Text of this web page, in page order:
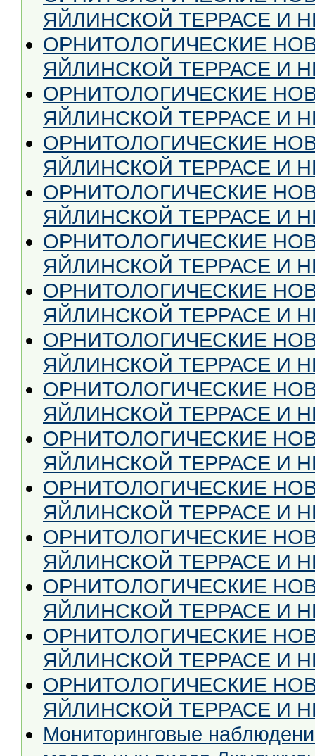
ЯЙЛИНСКОЙ ТЕРРАСЕ И
ОРНИТОЛОГИЧЕСКИЕ
ЯЙЛИНСКОЙ ТЕРРАСЕ И
ОРНИТОЛОГИЧЕСКИЕ
ЯЙЛИНСКОЙ ТЕРРАСЕ И
ОРНИТОЛОГИЧЕСКИЕ
ЯЙЛИНСКОЙ ТЕРРАСЕ И
ОРНИТОЛОГИЧЕСКИЕ
ЯЙЛИНСКОЙ ТЕРРАСЕ И
ОРНИТОЛОГИЧЕСКИЕ
ЯЙЛИНСКОЙ ТЕРРАСЕ И
ОРНИТОЛОГИЧЕСКИЕ
ЯЙЛИНСКОЙ ТЕРРАСЕ И
ОРНИТОЛОГИЧЕСКИЕ
ЯЙЛИНСКОЙ ТЕРРАСЕ И
ОРНИТОЛОГИЧЕСКИЕ
ЯЙЛИНСКОЙ ТЕРРАСЕ И
ОРНИТОЛОГИЧЕСКИЕ
ЯЙЛИНСКОЙ ТЕРРАСЕ И
ОРНИТОЛОГИЧЕСКИЕ
ЯЙЛИНСКОЙ ТЕРРАСЕ И
ОРНИТОЛОГИЧЕСКИЕ
ЯЙЛИНСКОЙ ТЕРРАСЕ И
ОРНИТОЛОГИЧЕСКИЕ
ЯЙЛИНСКОЙ ТЕРРАСЕ И
ОРНИТОЛОГИЧЕСКИЕ
ЯЙЛИНСКОЙ ТЕРРАСЕ И
ОРНИТОЛОГИЧЕСКИЕ
ЯЙЛИНСКОЙ ТЕРРАСЕ И
Мониторинговые